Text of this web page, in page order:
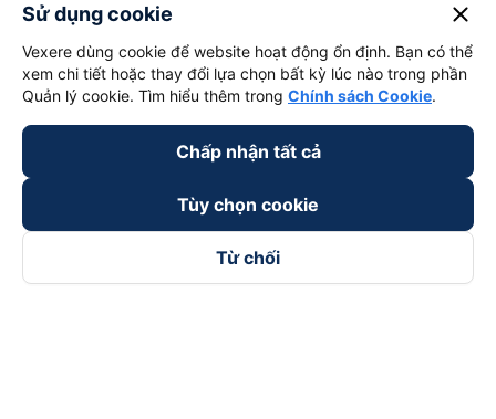
Sử dụng cookie close
Vexere dùng cookie để website hoạt động ổn định. Bạn có thể
xem chi tiết hoặc thay đổi lựa chọn bất kỳ lúc nào trong phần
Quản lý cookie. Tìm hiểu thêm trong Chính sách Cookie.
Chấp nhận tất cả
Tùy chọn cookie
Từ chối